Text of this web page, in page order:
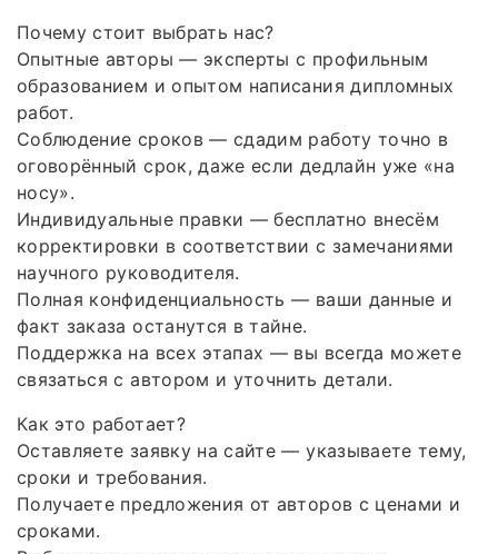
Почему стоит выбрать нас?
Опытные авторы — эксперты с профильным
образованием и опытом написания дипломных
работ.
Соблюдение сроков — сдадим работу точно в
оговорённый срок, даже если дедлайн уже «на
носу».
Индивидуальные правки — бесплатно внесём
корректировки в соответствии с замечаниями
научного руководителя.
Полная конфиденциальность — ваши данные и
факт заказа останутся в тайне.
Поддержка на всех этапах — вы всегда можете
связаться с автором и уточнить детали.
Как это работает?
Оставляете заявку на сайте — указываете тему,
сроки и требования.
Получаете предложения от авторов с ценами и
сроками.